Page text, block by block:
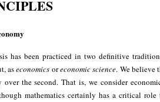
has been practiced in two definitive
aseconomics oreconomic science. We believe
the second. That is, we consider
mathematics certainly has a critical